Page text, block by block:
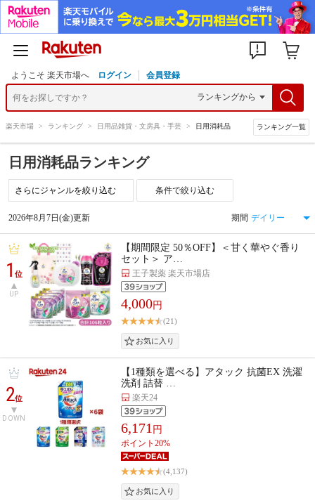
ようこそ 楽天市場へ ログイン 会員登録
楽天市場 > ランキング > 日用品雑貨・文房具・手芸 > 日用消耗品 ランキング一覧
日用消耗品ランキング
条件で絞り込む
2026年8月7日(金)更新 期間
1位
UP
【期間限定 50％OFF】＜甘く華やぐ香り
セット＞ ア…
王子製薬 楽天市場店
4,000円
(21)
2位
DOWN
【1種類を選べる】アタック 抗菌EX 洗濯
洗剤 詰替 …
楽天24
6,171 円
ポイント20%
(4,137)